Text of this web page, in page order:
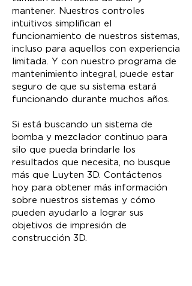
mantener. Nuestros controles
intuitivos simplifican el
funcionamiento de nuestros sistemas,
incluso para aquellos con experiencia
limitada. Y con nuestro programa de
mantenimiento integral, puede estar
seguro de que su sistema estará
funcionando durante muchos años.
Si está buscando un sistema de
bomba y mezclador continuo para
silo que pueda brindarle los
resultados que necesita, no busque
más que Luyten 3D. Contáctenos
hoy para obtener más información
sobre nuestros sistemas y cómo
pueden ayudarlo a lograr sus
objetivos de impresión de
construcción 3D.